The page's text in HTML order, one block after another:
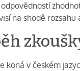
na shodě
koná v českém